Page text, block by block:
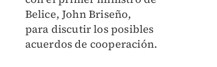
Belice, John Briseño,
para discutir los posibles
acuerdos de cooperación.